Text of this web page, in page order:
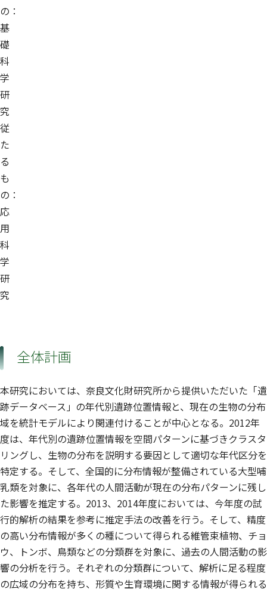
の：
基
礎
科
学
研
究
従
た
る
も
の：
応
用
科
学
研
究
全体計画
本研究においては、奈良文化財研究所から提供いただいた「遺
跡データベース」の年代別遺跡位置情報と、現在の生物の分布
域を統計モデルにより関連付けることが中心となる。2012年
度は、年代別の遺跡位置情報を空間パターンに基づきクラスタ
リングし、生物の分布を説明する要因として適切な年代区分を
特定する。そして、全国的に分布情報が整備されている大型哺
乳類を対象に、各年代の人間活動が現在の分布パターンに残し
た影響を推定する。2013、2014年度においては、今年度の試
行的解析の結果を参考に推定手法の改善を行う。そして、精度
の高い分布情報が多くの種について得られる維管束植物、チョ
ウ、トンボ、鳥類などの分類群を対象に、過去の人間活動の影
響の分析を行う。それぞれの分類群について、解析に足る程度
の広域の分布を持ち、形質や生育環境に関する情報が得られる